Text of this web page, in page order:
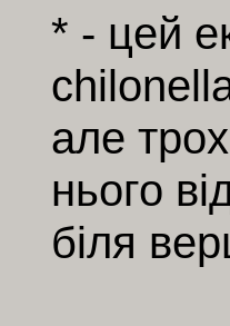
* - цей
але
нього
біля